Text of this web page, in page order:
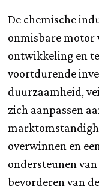
De chemische
onmisbare motor
ontwikkeling en
voortdurende
duurzaamheid,
zich aanpassen
overwinnen en
ondersteunen
bevorderen van